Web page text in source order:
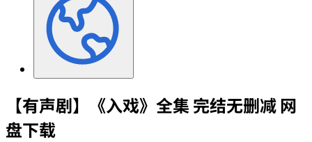
【有声剧】《入戏》全集 完结无删减 网
盘下载